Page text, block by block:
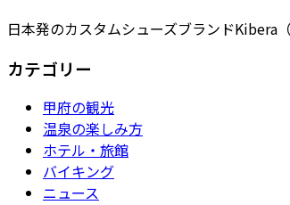
日本発のカスタムシューズブランドKibera
カテゴリー
甲府の観光
温泉の楽しみ方
ホテル・旅館
バイキング
ニュース